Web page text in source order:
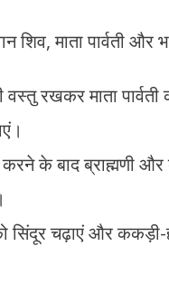
शिव, माता पार्वती और
वस्तु रखकर माता पार्वती
के बाद ब्राह्मणी और
सिंदूर चढ़ाएं और